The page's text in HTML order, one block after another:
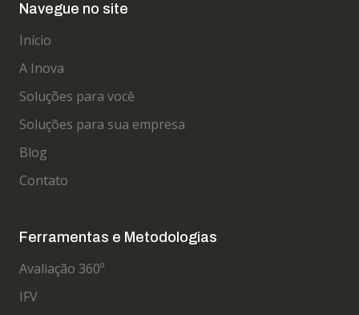
Navegue no site
Início
A Inova
Soluções para você
Soluções para sua empresa
Blog
Contato
Ferramentas e Metodologias
Avaliação 360º
IFV